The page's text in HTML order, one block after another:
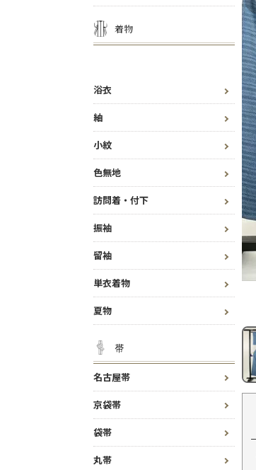
着物
浴衣
紬
小紋
色無地
訪問着・付下
振袖
留袖
単衣着物
夏物
帯
名古屋帯
京袋帯
袋帯
丸帯